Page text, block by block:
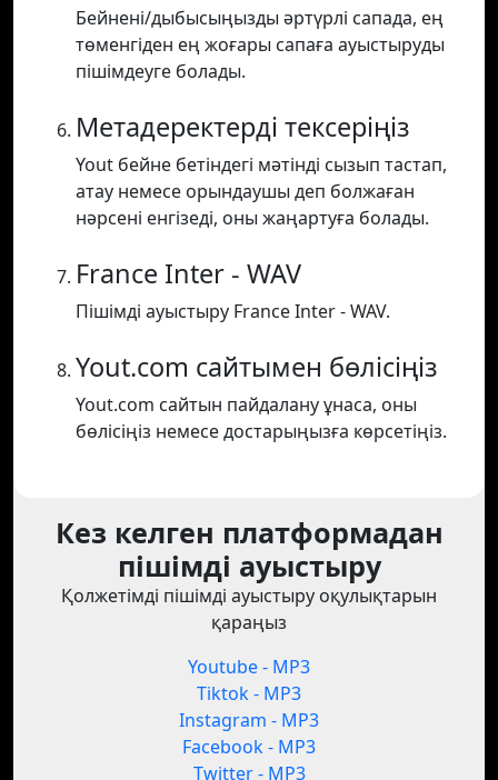
Бейнені/дыбысыңызды әртүрлі сапада, ең
төменгіден ең жоғары сапаға ауыстыруды
пішімдеуге болады.
Метадеректерді тексеріңіз
Yout бейне бетіндегі мәтінді сызып тастап,
атау немесе орындаушы деп болжаған
нәрсені енгізеді, оны жаңартуға болады.
France Inter - WAV
Пішімді ауыстыру France Inter - WAV.
Yout.com сайтымен бөлісіңіз
Yout.com сайтын пайдалану ұнаса, оны
бөлісіңіз немесе достарыңызға көрсетіңіз.
Кез келген платформадан
пішімді ауыстыру
Қолжетімді пішімді ауыстыру оқулықтарын
қараңыз
Youtube - MP3
Tiktok - MP3
Instagram - MP3
Facebook - MP3
Twitter - MP3